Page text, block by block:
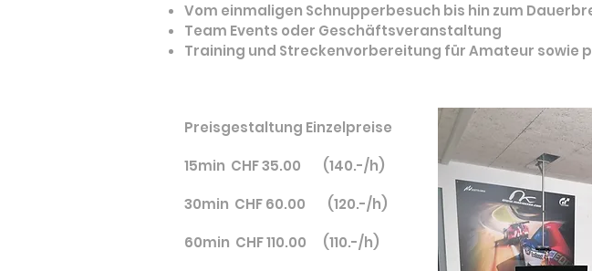
Vom einmaligen Schnupperbesuch bis hin zum
Team Events oder Geschäftsveranstaltung
Training und Streckenvorbereitung für Amateur sowie
Preisgestaltung Einzelpreise
15min CHF 35.00 (140.-/h)
30min CHF 60.00 (120.-/h)
60min CHF 110.00 (110.-/h)